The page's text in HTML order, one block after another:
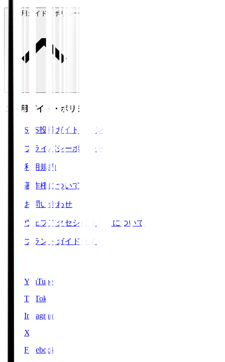
ご利用ガイド・ポリシー
ご利用ガイド・ポリシー
SNS投稿ガイドライン
プライバシーポリシー
利用規約
著作権について
お問い合わせ
ウェブアクセシビリティについて
ブランドガイドライン
YouTube
TikTok
Instagram
X
Facebook